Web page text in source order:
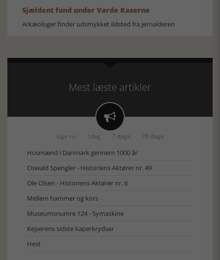
Sjældent fund under Varde Kaserne
Arkæologer finder udsmykket ildsted fra jernalderen
Mest læste artikler

Lige nu I dag 7 dage 28 dage
Husmænd i Danmark gennem 1000 år
Oswald Spengler - Historiens Aktører nr. 49
Ole Olsen - Historiens Aktører nr. 6
Mellem hammer og kors
Museumsnumre 124 - Symaskine
Kejserens sidste kaperkrydser
Hest